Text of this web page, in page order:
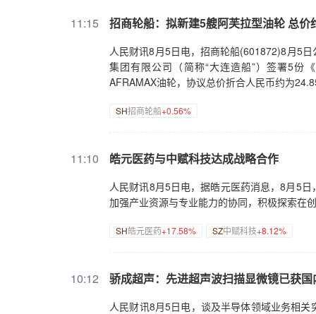
11:15 招商轮船：拟新建5艘阿芙拉型油轮 总价
人民财讯8月5日电，招商轮船(601872)8月5
集团有限公司（简称“大连造船”）签署5份
AFRAMAX油轮，协议总价折合人民币约为
SH招商轮船+0.56%
11:10 皓元医药与中赋科技达成战略合作
人民财讯8月5日电，据皓元医药消息，8月5
加强产业资源与专业能力的协同，积极探索在
SH皓元医药+17.58% SZ中赋科技+8.12%
10:12 骄成超声：先进超声波扫描显微镜已获
人民财讯8月5日电，谈及半导体领域业务相